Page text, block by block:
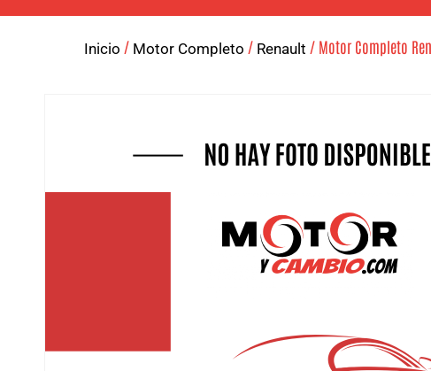
Inicio / Motor Completo / Renault / Motor Completo